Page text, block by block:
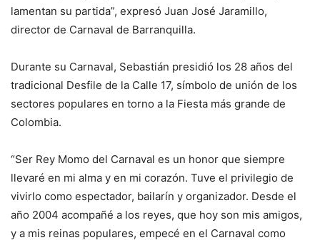
lamentan su partida”, expresó Juan José Jaramillo,
director de Carnaval de Barranquilla.
Durante su Carnaval, Sebastián presidió los 28 años del
tradicional Desfile de la Calle 17, símbolo de unión de los
sectores populares en torno a la Fiesta más grande de
Colombia.
“Ser Rey Momo del Carnaval es un honor que siempre
llevaré en mi alma y en mi corazón. Tuve el privilegio de
vivirlo como espectador, bailarín y organizador. Desde el
año 2004 acompañé a los reyes, que hoy son mis amigos,
y a mis reinas populares, empecé en el Carnaval como